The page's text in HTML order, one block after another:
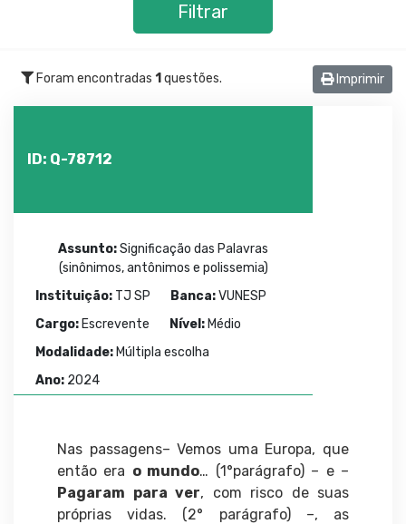
Filtrar
Imprimir
Foram encontradas 1 questões.
ID: Q-78712
Assunto:Significação das Palavras
(sinônimos, antônimos e polissemia)
Instituição: TJ SP Banca:VUNESP
Cargo: Escrevente Nível: Médio
Modalidade: Múltipla escolha
Ano: 2024
Nas passagens– Vemos uma Europa, que
então era o mundo… (1°parágrafo) – e –
Pagaram para ver, com risco de suas
próprias vidas. (2° parágrafo) –, as